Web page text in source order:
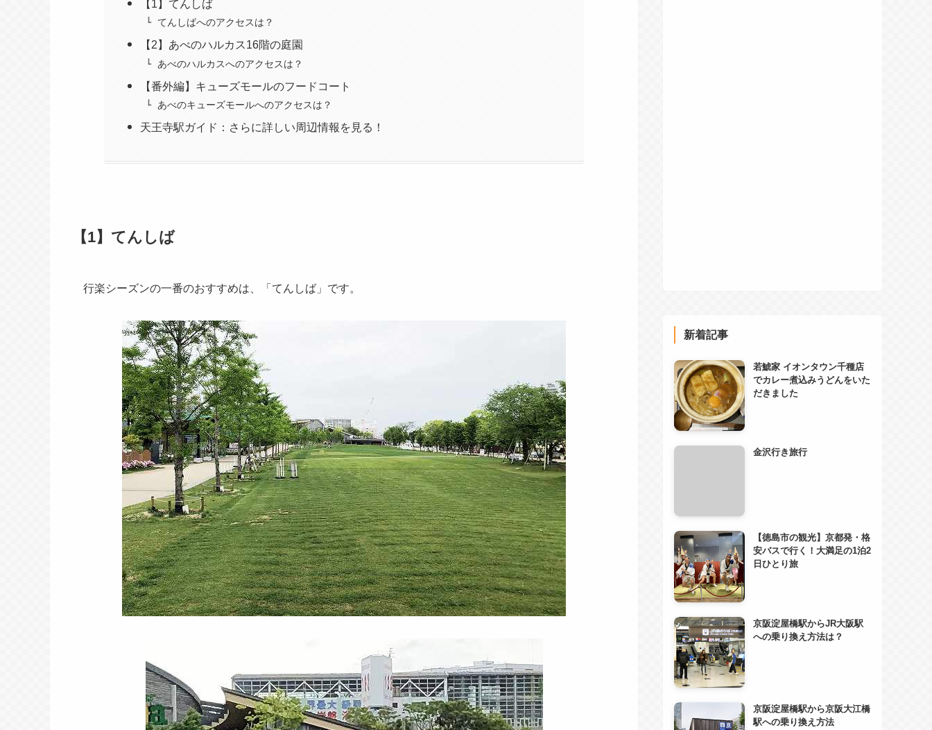
【1】てんしば
てんしばへのアクセスは？
【2】あべのハルカス16階の庭園
あべのハルカスへのアクセスは？
【番外編】キューズモールのフードコート
あべのキューズモールへのアクセスは？
天王寺駅ガイド：さらに詳しい周辺情報を見る！
【1】てんしば
行楽シーズンの一番のおすすめは、「てんしば」です。
新着記事
若鯱家 イオンタウン千種店
でカレー煮込みうどんをいた
だきました
金沢行き旅行
【徳島市の観光】京都発・格
安バスで行く！大満足の1泊2
日ひとり旅
京阪淀屋橋駅からJR大阪駅
への乗り換え方法は？
京阪淀屋橋駅から京阪大江橋
駅への乗り換え方法